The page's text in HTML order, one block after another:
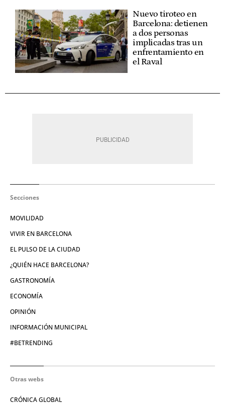
Nuevo tiroteo en
Barcelona: detienen
a dos personas
implicadas tras un
enfrentamiento en
el Raval
Secciones
MOVILIDAD
VIVIR EN BARCELONA
EL PULSO DE LA CIUDAD
¿QUIÉN HACE BARCELONA?
GASTRONOMÍA
ECONOMÍA
OPINIÓN
INFORMACIÓN MUNICIPAL
#BETRENDING
Otras webs
CRÓNICA GLOBAL